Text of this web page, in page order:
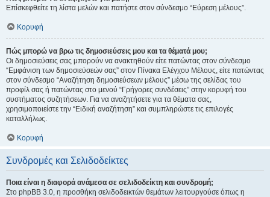
Επίσκεφθείτε τη λίστα μελών και πατήστε στον σύνδεσμο “Εύρεση μέλους”.
Κορυφή
Πώς μπορώ να βρω τις δημοσιεύσεις μου και τα θέματά μου;
Οι δημοσιεύσεις σας μπορούν να ανακτηθούν είτε πατώντας στον σύνδεσμο
“Εμφάνιση των δημοσιεύσεών σας” στον Πίνακα Ελέγχου Μέλους, είτε πατώντας
στον σύνδεσμο “Αναζήτηση δημοσιεύσεων μέλους” μέσω της σελίδας του
προφίλ σας ή πατώντας στο μενού “Γρήγορες συνδέσεις” στην κορυφή του
συστήματος συζητήσεων. Για να αναζητήσετε για τα θέματα σας,
χρησιμοποιείστε την “Ειδική αναζήτηση” και συμπληρώστε τις επιλογές
καταλλήλως.
Κορυφή
Συνδρομές και Σελιδοδείκτες
Ποια είναι η διαφορά ανάμεσα σε σελιδοδείκτη και συνδρομή;
Στο phpBB 3.0, η προσθήκη σελιδοδεικτών θεμάτων λειτουργούσε όπως η